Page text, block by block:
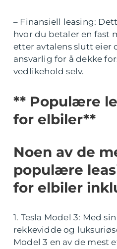
– Finansiell leasing:
hvor du betaler en fast
etter avtalens slutt eier
ansvarlig for å dekke
vedlikehold selv.
** Populære
for elbiler**
Noen av de
populære
for elbiler
1. Tesla Model 3: Med
rekkevidde og
Model 3 en av de mest